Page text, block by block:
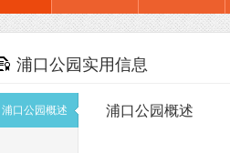
浦口公园实用信息
浦口公园概述 浦口公园概述